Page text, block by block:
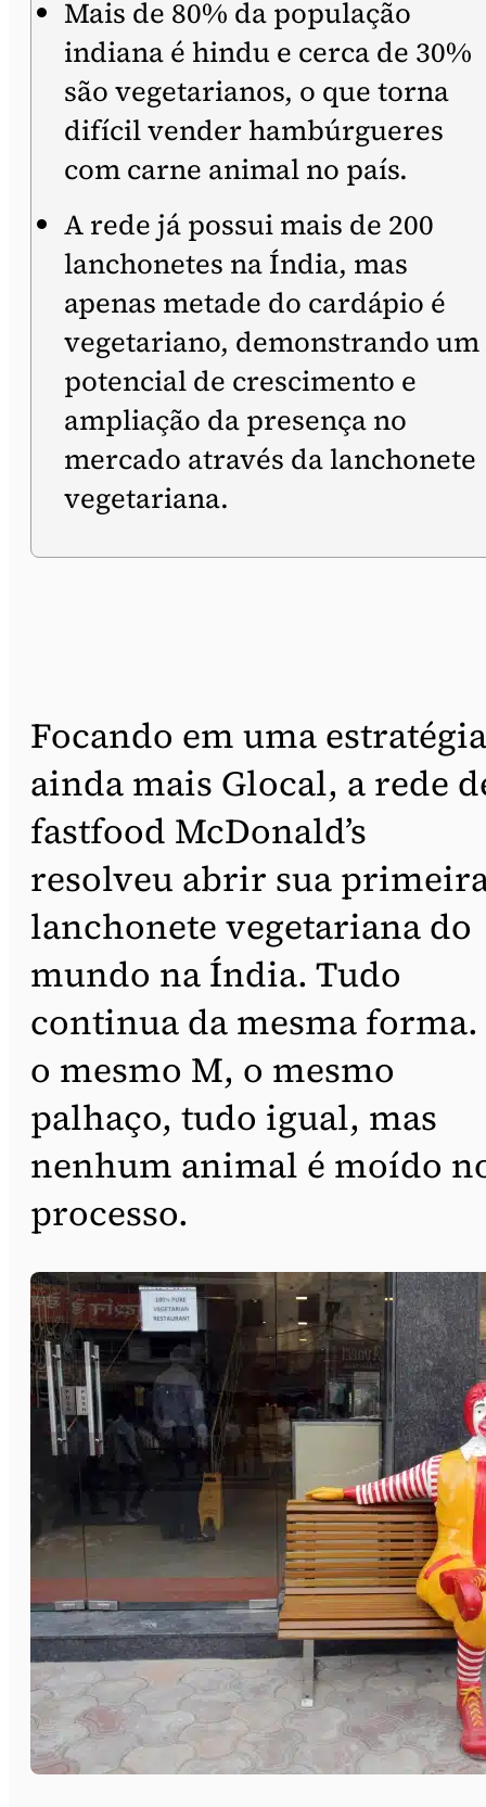
Mais de 80% da população
indiana é hindu e cerca de 30%
são vegetarianos, o que torna
difícil vender hambúrgueres
com carne animal no país.
A rede já possui mais de 200
lanchonetes na Índia, mas
apenas metade do cardápio é
vegetariano, demonstrando um
potencial de crescimento e
ampliação da presença no
mercado através da lanchonete
vegetariana.
Focando em uma estratégia
ainda mais Glocal, a rede
fastfood McDonald’s
resolveu abrir sua
lanchonete vegetariana do
mundo na Índia. Tudo
continua da mesma forma.
o mesmo M, o mesmo
palhaço, tudo igual, mas
nenhum animal é moído
processo.